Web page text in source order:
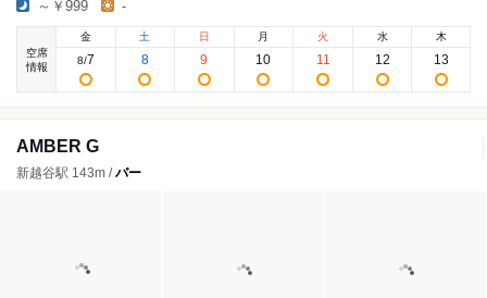
～￥999 -
空席
情報
金
8/7
土
8
日
9
月
10
火
11
水
12
木
13
AMBER G
新越谷駅 143m /バー